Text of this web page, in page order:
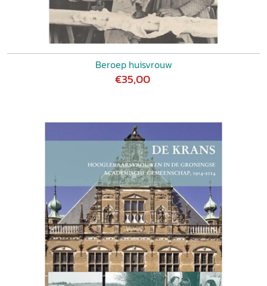
Beroep huisvrouw
€35,00